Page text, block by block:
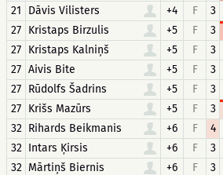
21
Dāvis Vilisters +4 F 3
27 Kristaps Birzulis +5 F 3
27 Kristaps Kalniņš +5 F 3
27 Aivis Bite +5 F 3
27 Rūdolfs Šadrins +5 F 3
27 Krišs Mazūrs +5 F 3
32 Rihards Beikmanis +6 F 4
32 Intars Ķirsis +6 F 3
32 Mārtiņš Biernis +6 F 3